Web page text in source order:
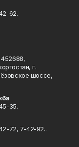
62.
г.
шоссе,
35.
72, 7-42-92..